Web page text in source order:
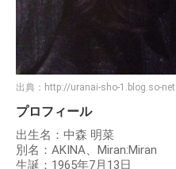
出典： http://uranai-sho-1.blog.so-
プロフィール
出生名：中森 明菜
別名：AKINA、Miran:Miran
生誕：1965年7月13日